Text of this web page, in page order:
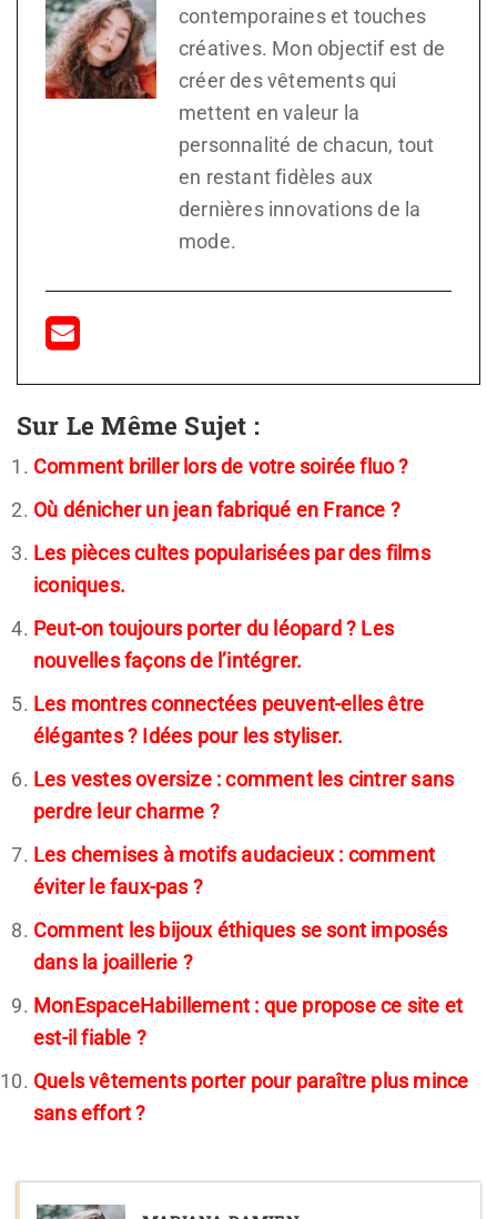
contemporaines et touches
créatives. Mon objectif est de
créer des vêtements qui
mettent en valeur la
personnalité de chacun, tout
en restant fidèles aux
dernières innovations de la
mode.
Sur Le Même Sujet :
Comment briller lors de votre soirée fluo ?
Où dénicher un jean fabriqué en France ?
Les pièces cultes popularisées par des films
iconiques.
Peut-on toujours porter du léopard ? Les
nouvelles façons de l’intégrer.
Les montres connectées peuvent-elles être
élégantes ? Idées pour les styliser.
Les vestes oversize : comment les cintrer sans
perdre leur charme ?
Les chemises à motifs audacieux : comment
éviter le faux-pas ?
Comment les bijoux éthiques se sont imposés
dans la joaillerie ?
MonEspaceHabillement : que propose ce site et
est-il fiable ?
Quels vêtements porter pour paraître plus mince
sans effort ?